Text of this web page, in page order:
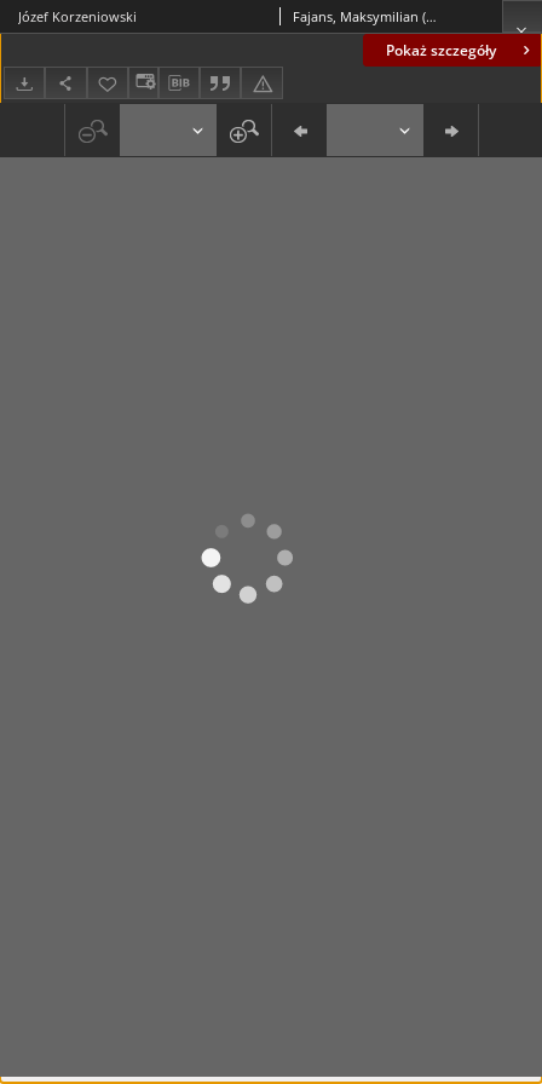
Pokaż szczegóły
Józef Korzeniowski Fajans, Maksymilian (1827-1890)